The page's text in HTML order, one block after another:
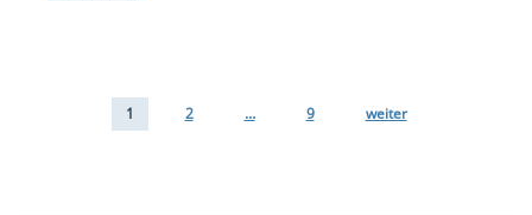
1 2 … 9 weiter